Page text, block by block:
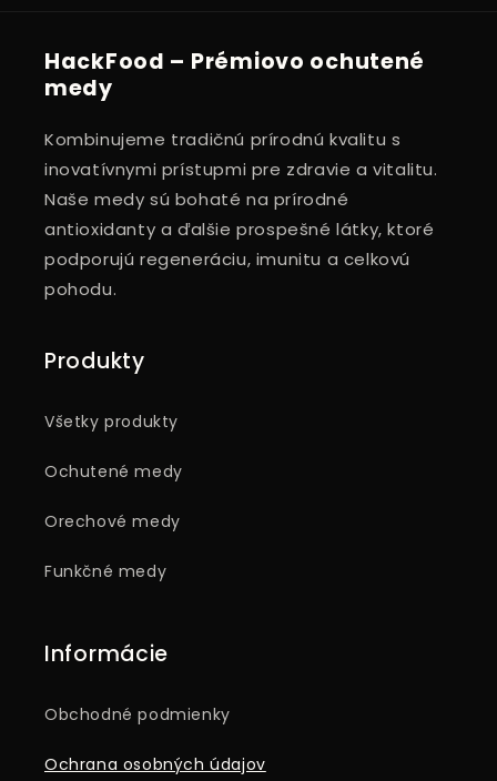
HackFood – Prémiovo ochutené
medy
Kombinujeme tradičnú prírodnú kvalitu s
inovatívnymi prístupmi pre zdravie a vitalitu.
Naše medy sú bohaté na prírodné
antioxidanty a ďalšie prospešné látky, ktoré
podporujú regeneráciu, imunitu a celkovú
pohodu.
Produkty
Všetky produkty
Ochutené medy
Orechové medy
Funkčné medy
Informácie
Obchodné podmienky
Ochrana osobných údajov